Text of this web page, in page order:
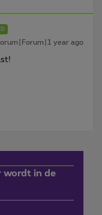
year ago
wordt in de